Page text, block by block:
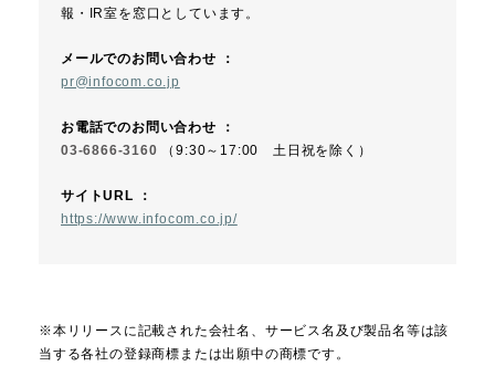
報・IR室を窓口としています。
メールでのお問い合わせ ：
pr@infocom.co.jp
お電話でのお問い合わせ ：
03-6866-3160 （9:30～17:00 土日祝を除く）
サイトURL ：
https://www.infocom.co.jp/
※本リリースに記載された会社名、サービス名及び製品名等は該
当する各社の登録商標または出願中の商標です。